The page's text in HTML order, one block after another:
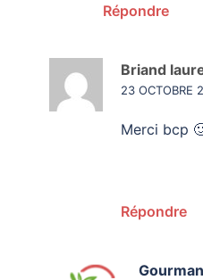
Répondre
Briand
23 OCTOBRE
Merci bcp
Répondre